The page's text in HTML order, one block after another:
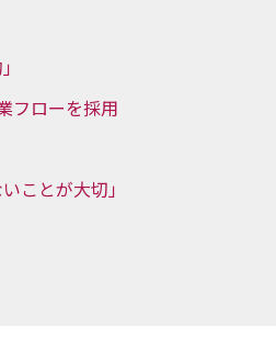
フローを採用
ことが大切」